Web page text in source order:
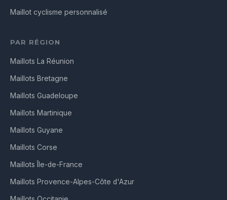
Maillot cyclisme personnalisé
PAR RÉGION
Maillots La Réunion
Maillots Bretagne
Maillots Guadeloupe
Maillots Martinique
Maillots Guyane
Maillots Corse
Maillots Île-de-France
Maillots Provence-Alpes-Côte d'Azur